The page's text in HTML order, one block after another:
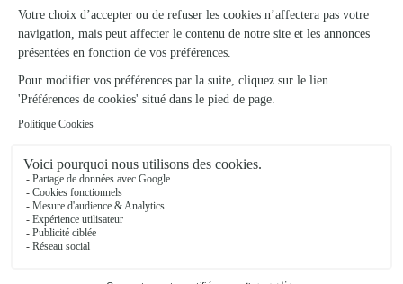
Rapide et efficace
Rapide et efficace
13/02/2026
Les fleurs fraîches à domicile
Les fleurs sont fraîches et joliment présentées. J’ai apprécié la
sympathie du livreur très professionnel.
12/03/2026